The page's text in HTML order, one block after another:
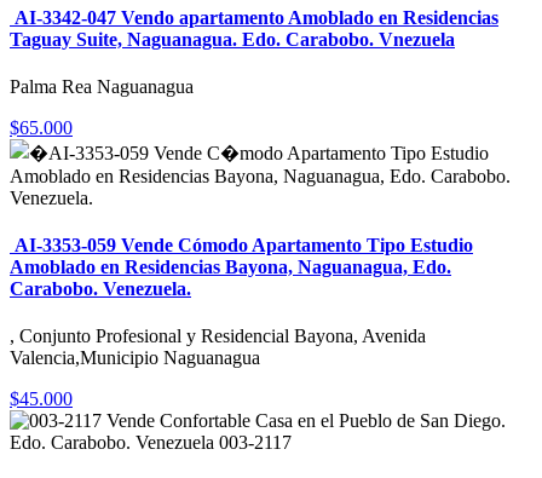
AI-3342-047 Vendo apartamento Amoblado en Residencias
Taguay Suite, Naguanagua. Edo. Carabobo. Vnezuela
Palma Rea Naguanagua
$65.000
AI-3353-059 Vende Cómodo Apartamento Tipo Estudio
Amoblado en Residencias Bayona, Naguanagua, Edo.
Carabobo. Venezuela.
, Conjunto Profesional y Residencial Bayona, Avenida
Valencia,Municipio Naguanagua
$45.000